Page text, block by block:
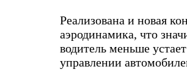
Реализована и новая
аэродинамика, что
водитель меньше
управлении